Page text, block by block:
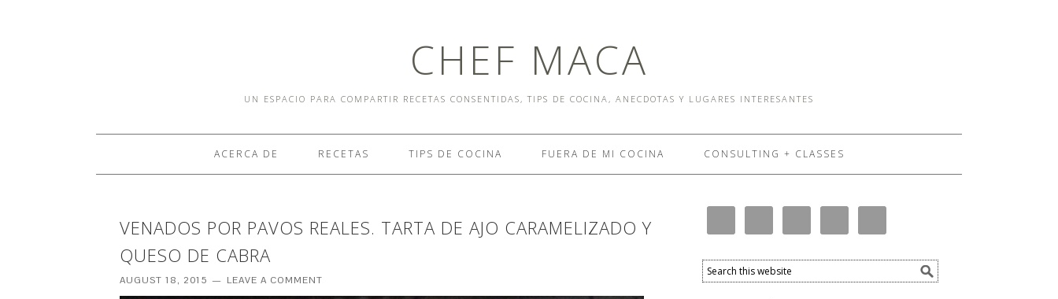
CHEF MACA
UN ESPACIO PARA COMPARTIR RECETAS CONSENTIDAS, TIPS DE COCINA, ANECDOTAS Y LUGARES INTERESANTES
ACERCA DE RECETAS TIPS DE COCINA FUERA DE MI COCINA CONSULTING + CLASSES
VENADOS POR PAVOS REALES. TARTA DE AJO CARAMELIZADO Y
QUESO DE CABRA
AUGUST 18, 2015 LEAVE A COMMENT